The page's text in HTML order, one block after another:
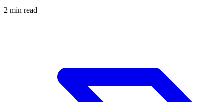
2 min read